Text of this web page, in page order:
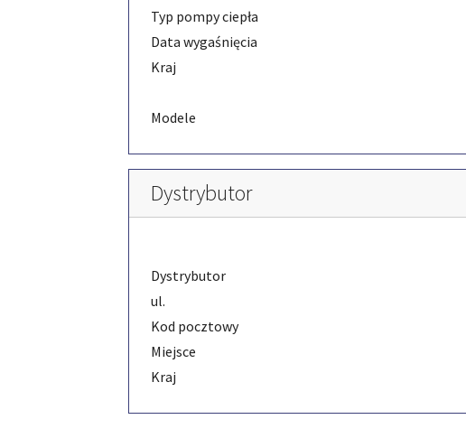
Typ pompy ciepła
Data wygaśnięcia
Kraj
Modele
Dystrybutor
Dystrybutor
ul.
Kod pocztowy
Miejsce
Kraj